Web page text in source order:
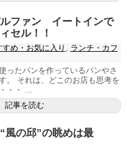
ファン イートインで
セル！！
すめ・お気に入り
ランチ・カフ
ったパンを作っているパンやさ
。 それは、どこのお店も思考を
・・ ...
記事を読む
の邱”の眺めは最